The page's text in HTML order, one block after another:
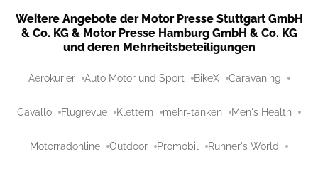
Weitere Angebote der Motor Presse Stuttgart GmbH
& Co. KG & Motor Presse Hamburg GmbH & Co. KG
und deren Mehrheitsbeteiligungen
Aerokurier Auto Motor und Sport BikeX Caravaning
Cavallo Flugrevue Klettern mehr-tanken Men's Health
Motorradonline Outdoor Promobil Runner's World